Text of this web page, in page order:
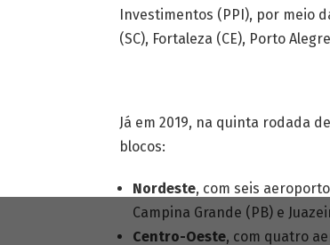
Investimentos (PPI), por meio
(SC), Fortaleza (CE), Porto
Já em 2019, na quinta rodada
blocos:
Nordeste, com seis
Campina Grande (PB) e
Centro-Oeste, com quatro